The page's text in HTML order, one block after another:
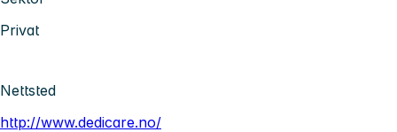
Privat
Nettsted
http://www.dedicare.no/